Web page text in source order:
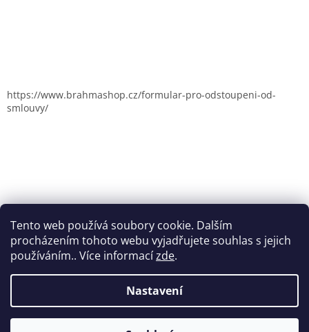
Tento web používá soubory cookie. Dalším
procházením tohoto webu vyjadřujete souhlas s jejich
používáním.. Více informacízde.
Nastavení
https://www.brahmashop.cz/formular-pro-odstoupeni-od-
smlouvy/
Vytvořil Shoptet